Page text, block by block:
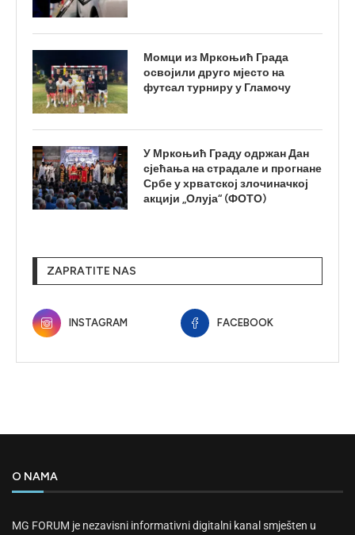
Момци из Мркоњић Града
освојили друго мјесто на
футсал турниру у Гламочу
У Мркоњић Граду одржан Дан
сјећања на страдале и прогнане
Србе у хрватској злочиначкој
акцији „Олуја“ (ФОТО)
ZAPRATITE NAS
INSTAGRAM FACEBOOK
O NAMA
MG FORUM je nezavisni informativni digitalni kanal smješten u